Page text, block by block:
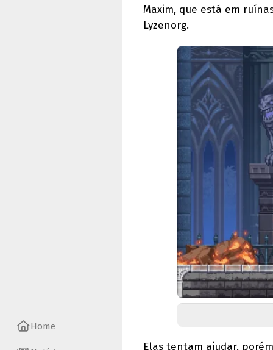
Home
Maxim, que está em
Lyzenorg.
Elas tentam ajudar,